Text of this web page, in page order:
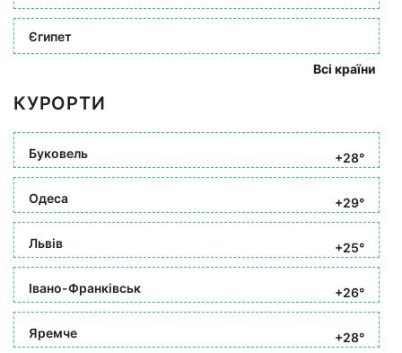
Єгипет
Всі країни
КУРОРТИ
Буковель +28°
Одеса +29°
Львів +25°
Івано-Франківськ +26°
Яремче +28°